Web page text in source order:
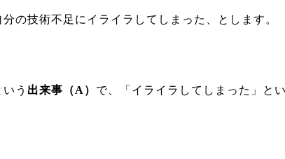
の技術不足にイライラしてしまった、とします。
う 出来事（A ） で、「イライラしてしまった」と